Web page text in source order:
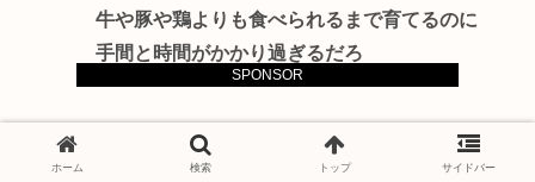
SPONSOR
牛や豚や鶏よりも食べられるまで育てるのに
手間と時間がかかり過ぎるだろ
49 名前: 一般よりも上級の名無しさん
投稿日時:2020/01/23(木)
15:07:04.15
ID:LflCMBMFF
ホーム 検索 トップ サイドバー